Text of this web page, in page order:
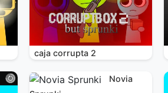
caja corrupta 2
Novia